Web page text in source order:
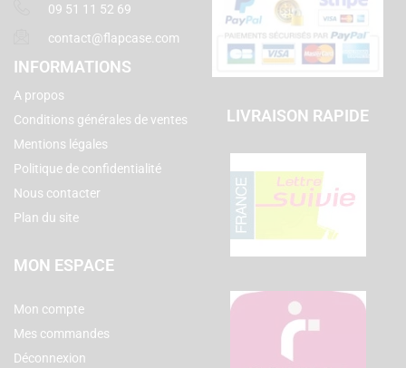
09 51 11 52 69
contact@flapcase.com
INFORMATIONS
A propos
Conditions générales de ventes
Mentions légales
Politique de confidentialité
Nous contacter
Plan du site
MON ESPACE
Mon compte
Mes commandes
Déconnexion
LIVRAISON RAPIDE